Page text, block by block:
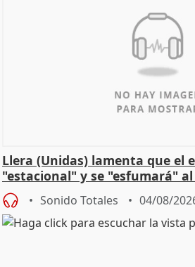
Llera (Unidas) lamenta que el
"estacional" y se "esfumará"
Sonido Totales 04/08/